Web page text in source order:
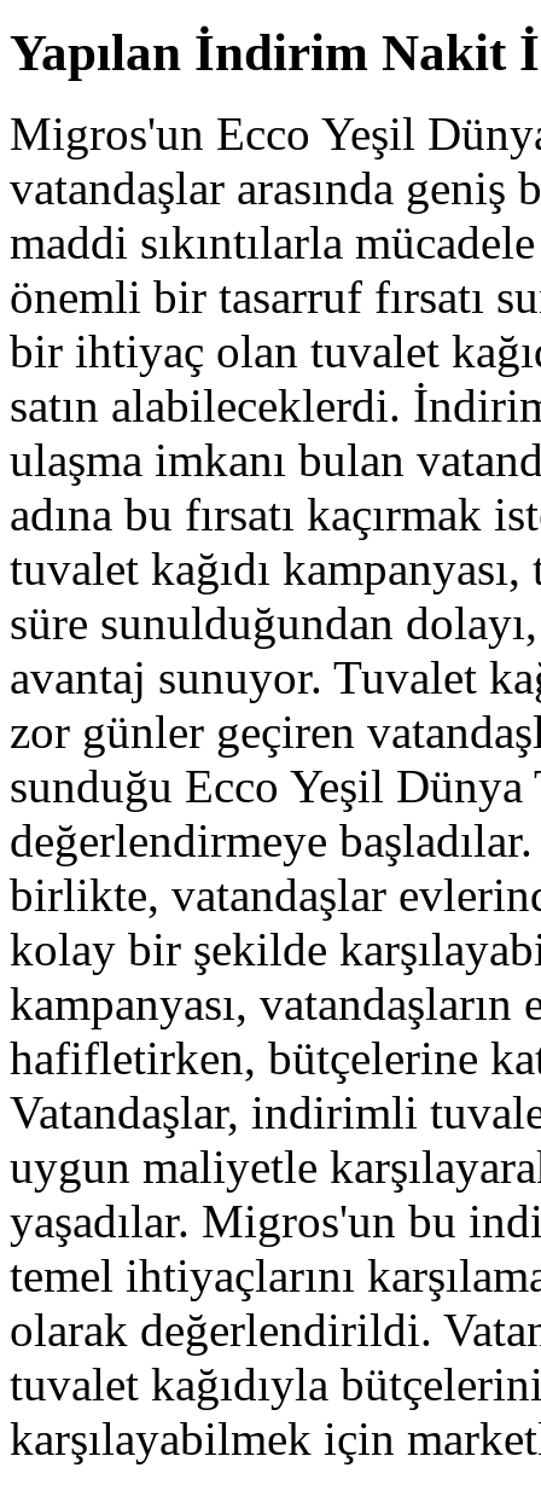
Yapılan İndirim Nakit
Migros'un Ecco Yeşil
vatandaşlar arasında
maddi sıkıntılarla
önemli bir tasarruf fırsatı
bir ihtiyaç olan tuvalet
satın alabileceklerdi.
ulaşma imkanı bulan
adına bu fırsatı
tuvalet kağıdı
süre sunulduğundan
avantaj sunuyor. Tuvalet
zor günler geçiren
sunduğu Ecco Yeşil Dünya
değerlendirmeye
birlikte, vatandaşlar
kolay bir şekilde
kampanyası, vatandaşların
hafifletirken, bütçelerine
Vatandaşlar, indirimli
uygun maliyetle
yaşadılar. Migros'un bu
temel ihtiyaçlarını
olarak değerlendirildi.
tuvalet kağıdıyla
karşılayabilmek için